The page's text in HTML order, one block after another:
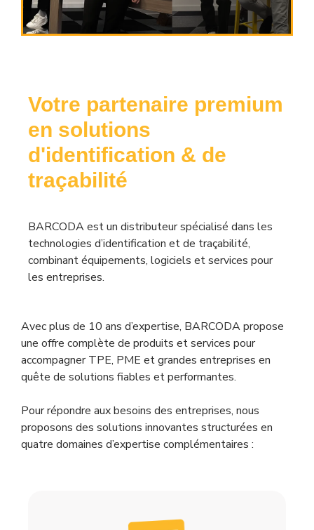
Votre partenaire premium
en solutions
d'identification & de
traçabilité
BARCODA est un distributeur spécialisé dans les
technologies d’identification et de traçabilité,
combinant équipements, logiciels et services pour
les entreprises.
Avec plus de 10 ans d’expertise, BARCODA propose
une offre complète de produits et services pour
accompagner TPE, PME et grandes entreprises en
quête de solutions fiables et performantes.
Pour répondre aux besoins des entreprises, nous
proposons des solutions innovantes structurées en
quatre domaines d’expertise complémentaires :